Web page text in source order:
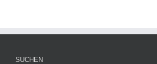
SUCHEN